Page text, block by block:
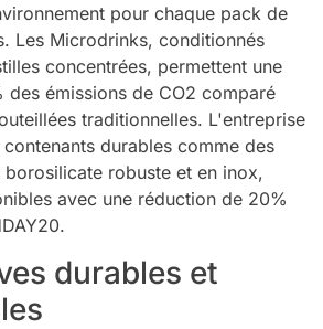
pour chaque pack de
Les Microdrinks, conditionnés
concentrées, permettent une
émissions de CO2 comparé
traditionnelles. L'entreprise
durables comme des
robuste et en inox,
avec une réduction de 20%
durables et